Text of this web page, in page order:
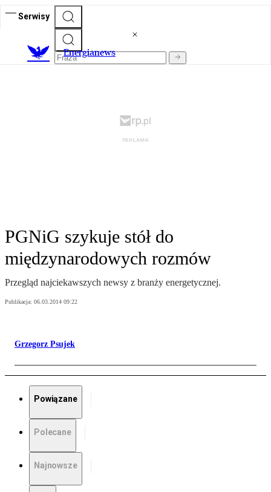
Serwisy
Energianews
PGNiG szykuje stół do
międzynarodowych rozmów
Przegląd najciekawszych newsy z branży energetycznej.
Publikacja: 06.03.2014 09:22
Grzegorz Psujek
Powiązane
Polecane
Najnowsze